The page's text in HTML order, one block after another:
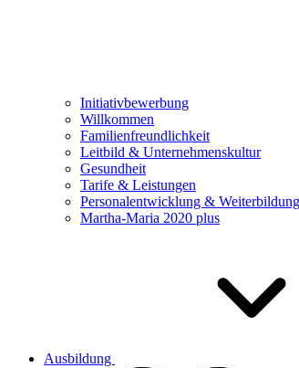
Initiativbewerbung
Willkommen
Familienfreundlichkeit
Leitbild & Unternehmenskultur
Gesundheit
Tarife & Leistungen
Personalentwicklung & Weiterbildung
Martha-Maria 2020 plus
Ausbildung